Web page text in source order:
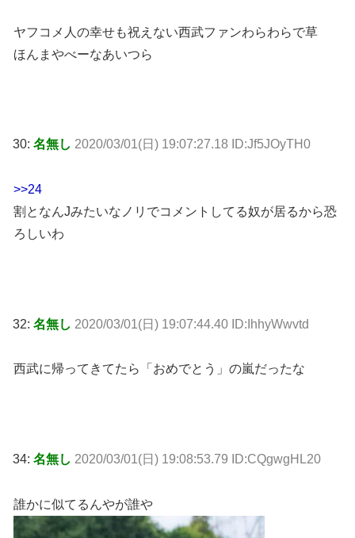
ヤフコメ人の幸せも祝えない西武ファンわらわらで草
ほんまやべーなあいつら
30: 名無し 2020/03/01(日) 19:07:27.18 ID:Jf5JOyTH0
>>24
割となんJみたいなノリでコメントしてる奴が居るから恐
ろしいわ
32: 名無し 2020/03/01(日) 19:07:44.40 ID:IhhyWwvtd
西武に帰ってきてたら「おめでとう」の嵐だったな
34: 名無し 2020/03/01(日) 19:08:53.79 ID:CQgwgHL20
誰かに似てるんやが誰や